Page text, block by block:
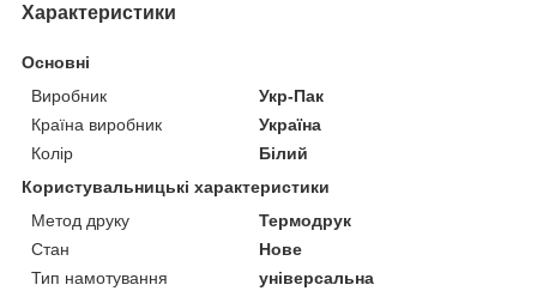
Характеристики
Основні
Виробник
Укр-Пак
Країна виробник
Україна
Колір
Білий
Користувальницькі характеристики
Метод друку
Термодрук
Стан
Нове
Тип намотування
універсальна